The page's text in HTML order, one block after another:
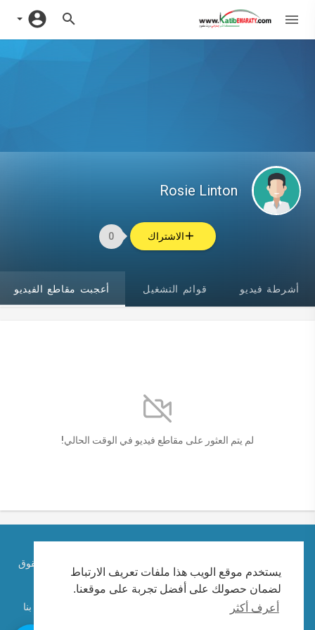
يستخدم موقع الويب هذا ملفات تعريف الارتباط
لضمان حصولك على أفضل تجربة على موقعنا.
أعرف أكثر
Rosie Linton
الاشتراك 0
أشرطة فيديو قوائم التشغيل أعجبت مقاطع الفيديو
لم يتم العثور على مقاطع فيديو في الوقت الحالي!
حقوق الطبع والنشر © 2026 الكاتب الإماراتي احمد ابراهيم. كل الحقوق
محفوظة.
تعليمات الاستخدام
اتصل بنا